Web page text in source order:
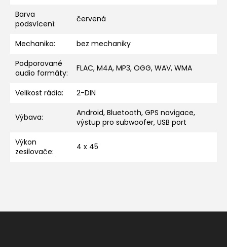
Barva
podsvícení: červená
Mechanika:
bez mechaniky
Podporované
audio formáty: FLAC, M4A, MP3, OGG, WAV, WMA
Velikost rádia: 2-DIN
Výbava:
Android, Bluetooth, GPS navigace,
výstup pro subwoofer, USB port
Výkon
zesilovače: 4 x 45